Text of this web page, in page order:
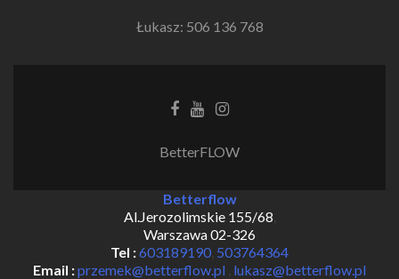
Łukasz: 506 136 768
Facebook
YoutubeInstagram
BetterFLOW
Betterflow
Al.Jerozolimskie 155/68
Warszawa02-326
Tel :603189190 503764364
Email :przemek@betterflow.pl lukasz@betterflow.pl